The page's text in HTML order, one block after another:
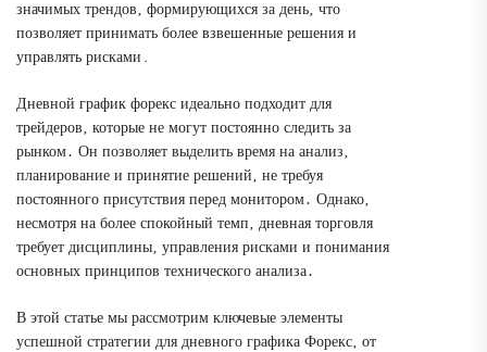
значимых трендов‚ формирующихся за день‚ что
позволяет принимать более взвешенные решения и
управлять рисками․
Дневной график форекс идеально подходит для
трейдеров‚ которые не могут постоянно следить за
рынком․ Он позволяет выделить время на анализ‚
планирование и принятие решений‚ не требуя
постоянного присутствия перед монитором․ Однако‚
несмотря на более спокойный темп‚ дневная торговля
требует дисциплины‚ управления рисками и понимания
основных принципов технического анализа․
В этой статье мы рассмотрим ключевые элементы
успешной стратегии для дневного графика Форекс‚ от